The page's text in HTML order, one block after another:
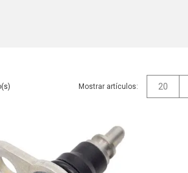
Mostrar artículos: 20